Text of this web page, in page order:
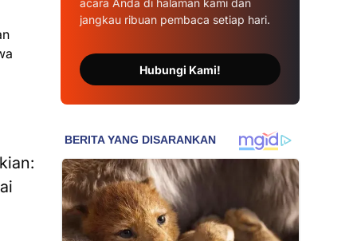
acara Anda di halaman kami dan
jangkau ribuan pembaca setiap hari.
Hubungi Kami!